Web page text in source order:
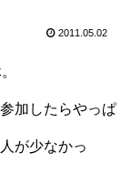
2011.05.02
加したらやっぱ
が少なかっ